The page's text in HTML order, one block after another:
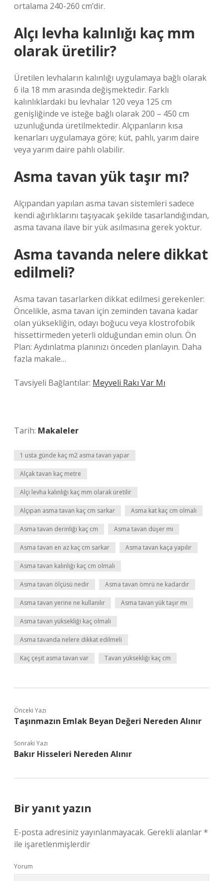
ortalama 240-260 cm’dir.
Alçı levha kalınlığı kaç mm
olarak üretilir?
Üretilen levhaların kalınlığı uygulamaya bağlı olarak
6 ila 18 mm arasında değişmektedir. Farklı
kalınlıklardaki bu levhalar 120 veya 125 cm
genişliğinde ve isteğe bağlı olarak 200 – 450 cm
uzunluğunda üretilmektedir. Alçıpanların kısa
kenarları uygulamaya göre; küt, pahlı, yarım daire
veya yarım daire pahlı olabilir.
Asma tavan yük taşır mı?
Alçıpandan yapılan asma tavan sistemleri sadece
kendi ağırlıklarını taşıyacak şekilde tasarlandığından,
asma tavana ilave bir yük asılmasına gerek yoktur.
Asma tavanda nelere dikkat
edilmeli?
Asma tavan tasarlarken dikkat edilmesi gerekenler:
Öncelikle, asma tavan için zeminden tavana kadar
olan yüksekliğin, odayı boğucu veya klostrofobik
hissettirmeden yeterli olduğundan emin olun. Ön
Plan: Aydınlatma planınızı önceden planlayın. Daha
fazla makale…
Tavsiyeli Bağlantılar: Meyveli Rakı Var Mı
Tarih: Makaleler
1 usta günde kaç m2 asma tavan yapar
Alçak tavan kaç metre
Alçı levha kalınlığı kaç mm olarak üretilir
Alçıpan asma tavan kaç cm sarkar Asma kat kaç cm olmalı
Asma tavan derinliği kaç cm Asma tavan düşer mi
Asma tavan en az kaç cm sarkar Asma tavan kaça yapılır
Asma tavan kalınlığı kaç cm olmalı
Asma tavan ölçüsü nedir Asma tavan ömrü ne kadardır
Asma tavan yerine ne kullanılır Asma tavan yük taşır mı
Asma tavan yüksekliği kaç olmalı
Asma tavanda nelere dikkat edilmeli
Kaç çeşit asma tavan var Tavan yüksekliği kaç cm
Önceki Yazı
Taşınmazın Emlak Beyan Değeri Nereden Alınır
Sonraki Yazı
Bakır Hisseleri Nereden Alınır
Bir yanıt yazın
E-posta adresiniz yayınlanmayacak. Gerekli alanlar*
ile işaretlenmişlerdir
Yorum